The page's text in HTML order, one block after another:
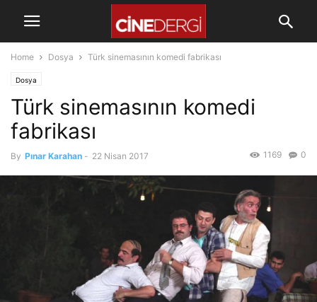
Home Dosya Türk sinemasının komedi fabrikası
Dosya
Türk sinemasının komedi
fabrikası
By Pınar Karahan - 22 Nisan 2017 0
1169